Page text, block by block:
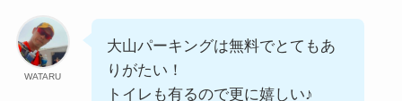
WATARU
大山パーキングは無料でとてもあ
りがたい！
トイレも有るので更に嬉しい♪